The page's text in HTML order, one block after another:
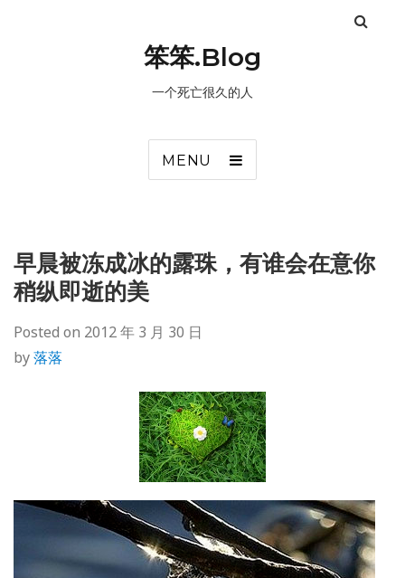
笨笨.Blog
一个死亡很久的人
MENU
早晨被冻成冰的露珠，有谁会在意你
稍纵即逝的美
Posted on 2012 年 3 月 30 日
by落落